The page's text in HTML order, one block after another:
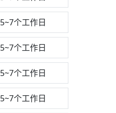
5~7个工作日
5~7个工作日
5~7个工作日
5~7个工作日